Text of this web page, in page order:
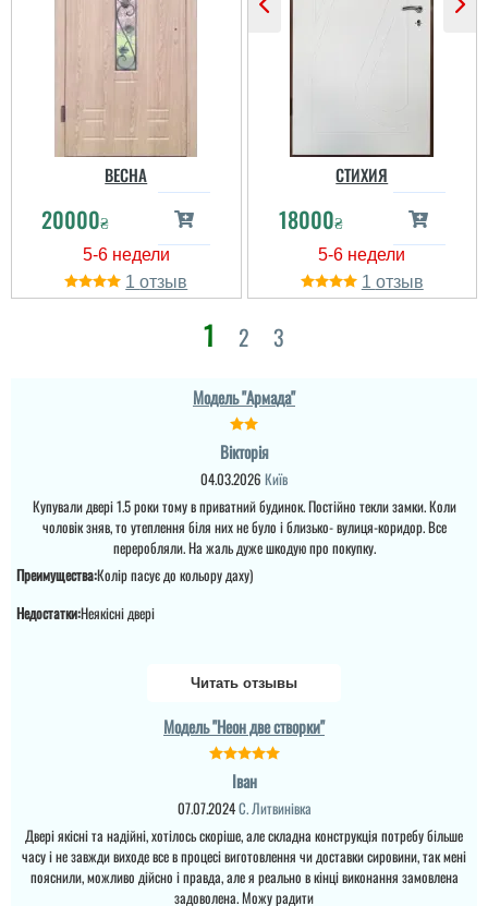
Галина
Пользователь не
оставил комментариев
ВЕСНА
20000₴
1
Антонина
СТИХИЯ
18000₴
1
1 2 3
Модель "Армада"
Вікторія
04.03.2026 Київ
Купували двері 1.5 роки тому в приватний будинок. Постійно текли замки. Коли
чоловік зняв, то утеплення біля них не було і близько- вулиця-коридор. Все
переробляли. На жаль дуже шкодую про покупку.
Преимущества:Колір пасує до кольору даху)
Недостатки:Неякісні двері
Читать отзывы
Модель "Неон две створки"
Іван
07.07.2024С. Литвинівка
Двері якісні та надійні, хотілось скоріше, але складна конструкція потребу більше
часу і не завжди виходе все в процесі виготовлення чи доставки сировини, так мені
пояснили, можливо дійсно і правда, але я реально в кінці виконання замовлена
задоволена. Можу радити